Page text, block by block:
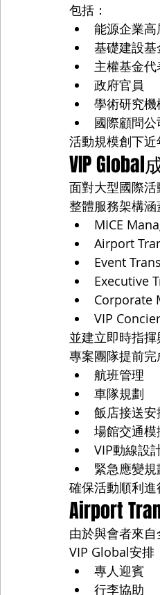
包括：
能源企業高
基礎建設基
主權基金代
政府官員
學術研究機
國際顧問公
活動規模創下近
VIP Global
面對大型國際
整體服務架構涵
MICE
Airport
Event
Executive
Corporate
VIP
並建立即時指揮
專案團隊提前完
航班管理
車隊規劃
飯店接送安
場館交通模
VIP動線設
緊急應變規
確保活動順利進
Airport
由於與會者來
VIP Global安排
專人迎賓
行李協助